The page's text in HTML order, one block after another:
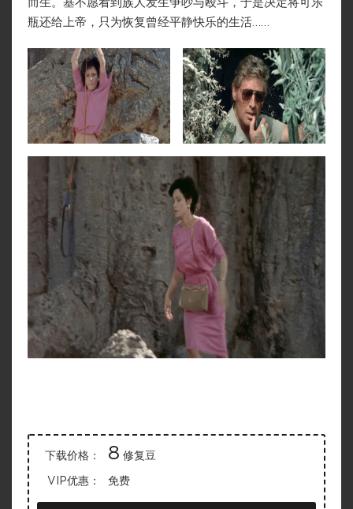
而生。基不愿看到族人发生争吵与殴斗，于是决定将可乐
瓶还给上帝，只为恢复曾经平静快乐的生活……
下载价格： 8 修复豆
VIP优惠： 免费